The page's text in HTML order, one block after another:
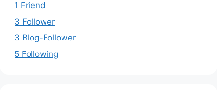
1 Friend
3 Follower
3 Blog-Follower
5 Following